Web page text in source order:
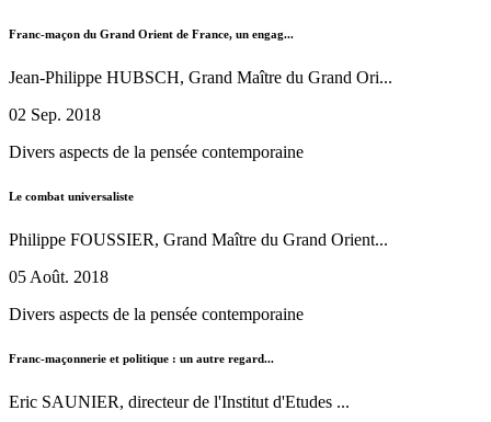
Franc-maçon du Grand Orient de France, un engag...
Jean-Philippe HUBSCH, Grand Maître du Grand Ori...
02 Sep. 2018
Divers aspects de la pensée contemporaine
Le combat universaliste
Philippe FOUSSIER, Grand Maître du Grand Orient...
05 Août. 2018
Divers aspects de la pensée contemporaine
Franc-maçonnerie et politique : un autre regard...
Eric SAUNIER, directeur de l'Institut d'Etudes ...